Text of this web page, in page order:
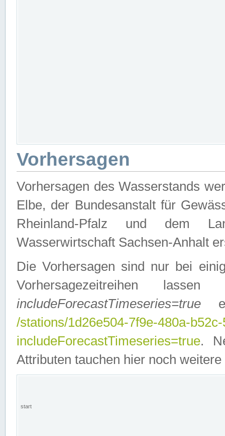
Vorhersagen
Vorhersagen des Wasserstands
Elbe, der Bundesanstalt für
Rheinland-Pfalz und dem
Wasserwirtschaft Sachsen-Anhalt
Die Vorhersagen sind nur bei
Vorhersagezeitreihen
includeForecastTimeseries=true
/stations/1d26e504-7f9e-480a-
includeForecastTimeseries=true.
Attributen tauchen hier noch weitere
start